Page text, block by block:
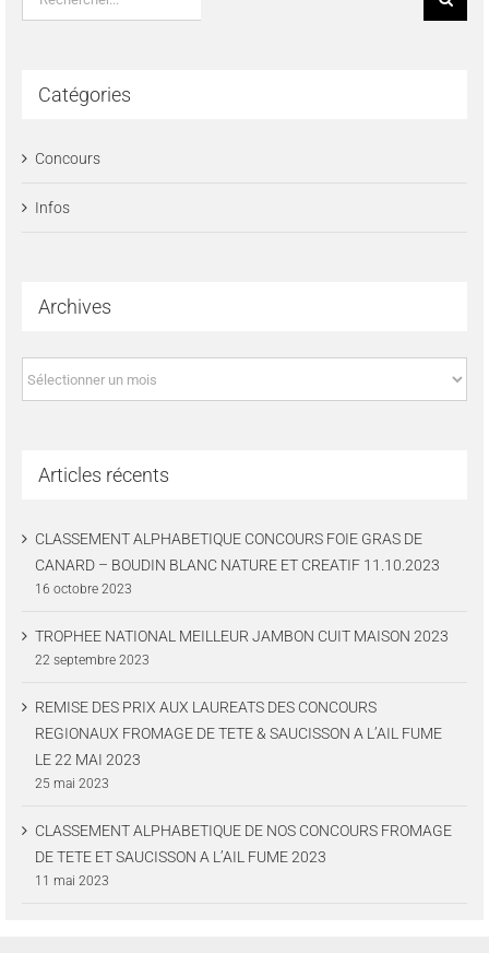
Catégories
Concours
Infos
Archives
Articles récents
CLASSEMENT ALPHABETIQUE CONCOURS FOIE GRAS DE
CANARD – BOUDIN BLANC NATURE ET CREATIF 11.10.2023
16 octobre 2023
TROPHEE NATIONAL MEILLEUR JAMBON CUIT MAISON 2023
22 septembre 2023
REMISE DES PRIX AUX LAUREATS DES CONCOURS
REGIONAUX FROMAGE DE TETE & SAUCISSON A L’AIL FUME
LE 22 MAI 2023
25 mai 2023
CLASSEMENT ALPHABETIQUE DE NOS CONCOURS FROMAGE
DE TETE ET SAUCISSON A L’AIL FUME 2023
11 mai 2023